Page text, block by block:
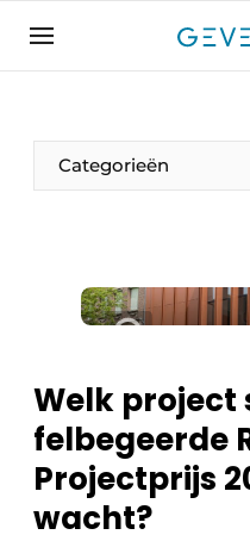
Aanmelden
Bedrijven
Contact
Evenement
daken
Gevelbouw 2024-
Meest gelezen
Nieuwsbrief
Categorieën
Welk project
felbegeerde
Projectprijs
wacht?